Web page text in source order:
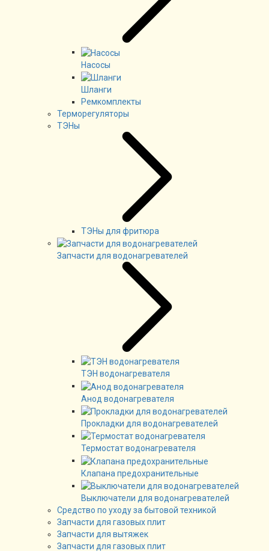
Насосы
Шланги
Ремкомплекты
Терморегуляторы
ТЭНы
ТЭНы для фритюра
Запчасти для водонагревателей
ТЭН водонагревателя
Анод водонагревателя
Прокладки для водонагревателей
Термостат водонагревателя
Клапана предохранительные
Выключатели для водонагревателей
Средство по уходу за бытовой техникой
Запчасти для газовых плит
Запчасти для вытяжек
Запчасти для газовых плит